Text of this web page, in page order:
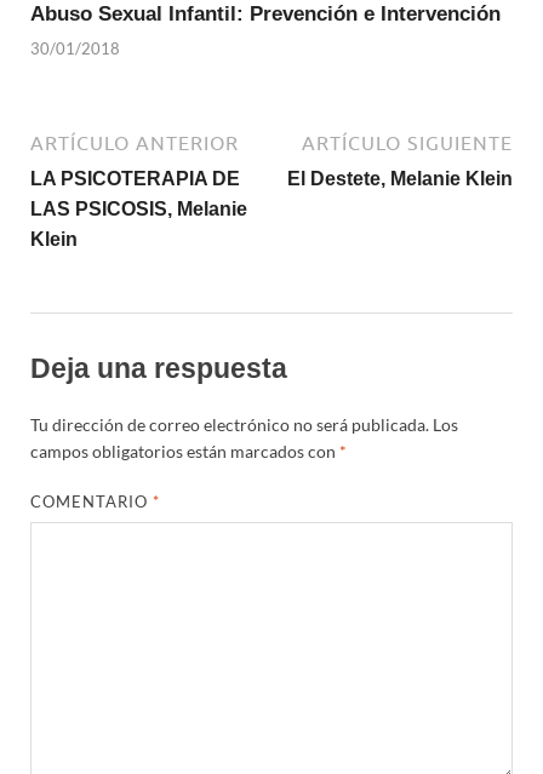
Abuso Sexual Infantil: Prevención e Intervención
30/01/2018
ARTÍCULO ANTERIOR
LA PSICOTERAPIA DE
LAS PSICOSIS, Melanie
Klein
ARTÍCULO SIGUIENTE
El Destete, Melanie Klein
Deja una respuesta
Tu dirección de correo electrónico no será publicada. Los
campos obligatorios están marcados con *
COMENTARIO*